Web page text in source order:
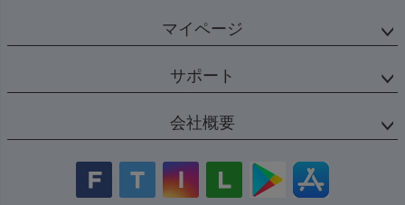
マイページ
サポート
会社概要